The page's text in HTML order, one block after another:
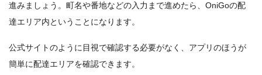
進みましょう。町名や番地などの入力まで進めたら、OniGoの配
達エリア内ということになります。
公式サイトのように目視で確認する必要がなく、アプリのほうが
簡単に配達エリアを確認できます。